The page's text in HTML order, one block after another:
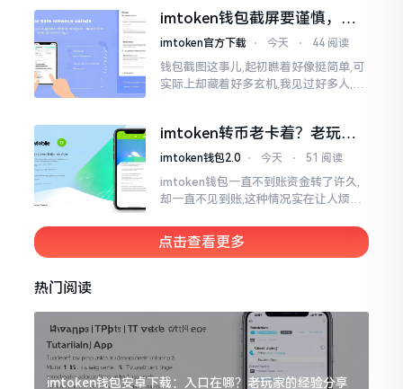
imtoken钱包截屏要谨慎，别
把隐私当儿戏
imtoken官方下载 ⋅ 今天 ⋅ 44 阅读
钱包截图这事儿,起初瞧着好像挺简单,可
实际上却藏着好多玄机,我见过好多人,总
得
imtoken转币老卡着？老玩家
教你几招搞定
imtoken钱包2.0 ⋅ 今天 ⋅ 51 阅读
imtoken钱包一直不到账资金转了许久,
却一直不见到账,这种情况实在让人烦躁,
遇到过类似困扰,那时内心焦急,像被困在
热锅上的蚂蚁,慌乱无措。
点击查看更多
热门阅读
imtoken钱包安卓下载：入口在哪？老玩家的经验分享